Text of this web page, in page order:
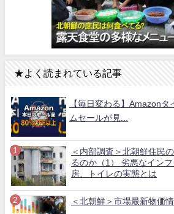
★よく読まれている記事
【毎日変わる】Amazonタ
ムセールが見...
＜内部調査＞北朝鮮住民
るのか（1） 劣悪なイン
房、トイレの実態とは
＜北朝鮮＞市場最新物価